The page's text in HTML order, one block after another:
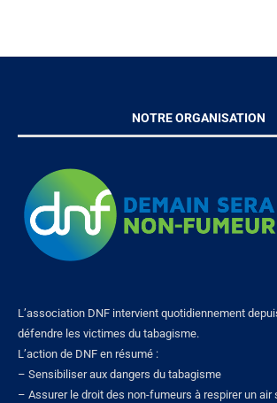
NOTRE ORGANISATION
L’association DNF intervient quotidiennement
défendre les victimes du tabagisme.
L’action de DNF en résumé :
– Sensibiliser aux dangers du tabagisme
– Assurer le droit des non-fumeurs à respirer un air